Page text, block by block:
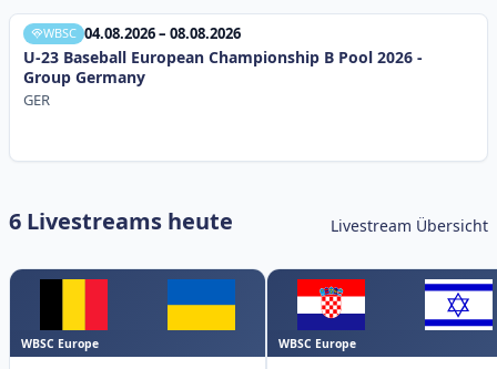
WBSC 04.08.2026 – 08.08.2026
U-23 Baseball European Championship B Pool 2026 -
Group Germany
GER
6 Livestreams heute Livestream Übersicht
WBSC Europe WBSC Europe